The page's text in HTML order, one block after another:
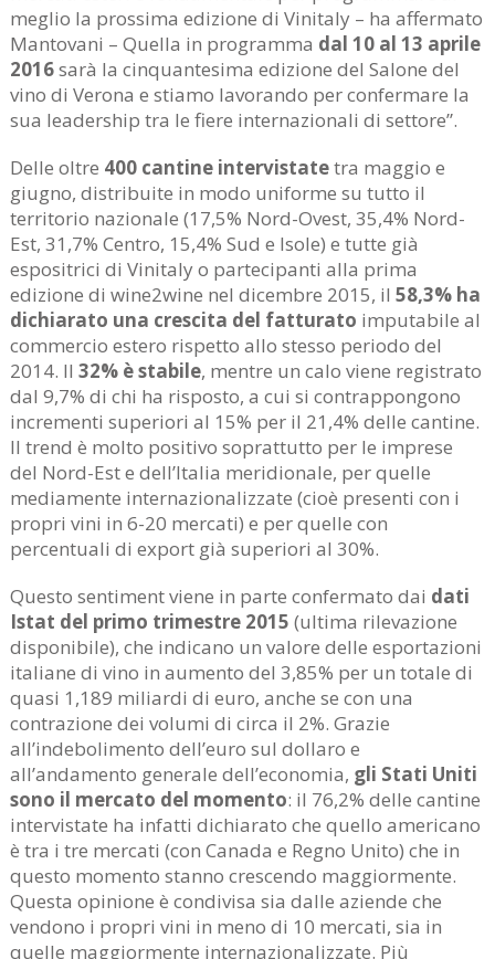
meglio la prossima edizione di Vinitaly – ha affermato
Mantovani – Quella in programma dal 10 al 13 aprile
2016sarà la cinquantesima edizione del Salone del
vino di Verona e stiamo lavorando per confermare la
sua leadership tra le fiere internazionali di settore”.
Delle oltre 400 cantine intervistatetra maggio e
giugno, distribuite in modo uniforme su tutto il
territorio nazionale (17,5% Nord-Ovest, 35,4% Nord-
Est, 31,7% Centro, 15,4% Sud e Isole) e tutte già
espositrici di Vinitaly o partecipanti alla prima
edizione di wine2wine nel dicembre 2015, il 58,3% ha
dichiarato una crescita del fatturato imputabile al
commercio estero rispetto allo stesso periodo del
2014. Il 32% è stabile, mentre un calo viene registrato
dal 9,7% di chi ha risposto, a cui si contrappongono
incrementi superiori al 15% per il 21,4% delle cantine.
Il trend è molto positivo soprattutto per le imprese
del Nord-Est e dell’Italia meridionale, per quelle
mediamente internazionalizzate (cioè presenti con i
propri vini in 6-20 mercati) e per quelle con
percentuali di export già superiori al 30%.
Questo sentiment viene in parte confermato dai dati
Istat del primo trimestre 2015 (ultima rilevazione
disponibile), che indicano un valore delle esportazioni
italiane di vino in aumento del 3,85% per un totale di
quasi 1,189 miliardi di euro, anche se con una
contrazione dei volumi di circa il 2%. Grazie
all’indebolimento dell’euro sul dollaro e
all’andamento generale dell’economia, gli Stati Uniti
sono il mercato del momento: il 76,2% delle cantine
intervistate ha infatti dichiarato che quello americano
è tra i tre mercati (con Canada e Regno Unito) che in
questo momento stanno crescendo maggiormente.
Questa opinione è condivisa sia dalle aziende che
vendono i propri vini in meno di 10 mercati, sia in
quelle maggiormente internazionalizzate. Più